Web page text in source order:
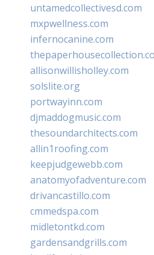
untamedcollectivesd.com
mxpwellness.com
infernocanine.com
allisonwillisholley.com
solslite.org
portwayinn.com
djmaddogmusic.com
thesoundarchitects.com
allin1roofing.com
keepjudgewebb.com
anatomyofadventure.com
drivancastillo.com
cmmedspa.com
midletontkd.com
gardensandgrills.com